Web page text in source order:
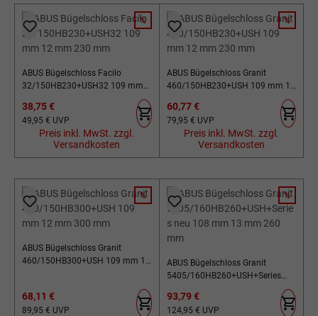
RABATT
%
ABUS Bügelschloss Facilo
32/150HB230+USH32 109 mm
Verkaufspreis:
38,75 €
Regulärer Preis:
49,95 € UVP
Preis inkl. MwSt. zzgl.
Versandkosten
RABATT
%
ABUS Bügelschloss Granit
460/150HB230+USH 109 mm 12
Verkaufspreis:
60,77 €
Regulärer Preis:
79,95 € UVP
Preis inkl. MwSt. zzgl.
Versandkosten
RABATT
%
ABUS Bügelschloss Granit
460/150HB300+USH 109 mm 12
Verkaufspreis:
68,11 €
Regulärer Preis:
89,95 € UVP
RABATT
%
ABUS Bügelschloss Granit
5405/160HB260+USH+Series
Verkaufspreis:
93,79 €
Regulärer Preis:
124,95 € UVP